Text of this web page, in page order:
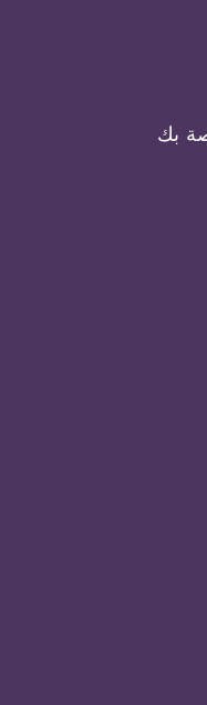
بك